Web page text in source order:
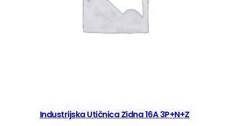
Industrijska Utičnica Zidna 16A 3P+N+Z